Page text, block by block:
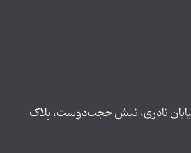
نادری، نبش حجت‌دوست، پلاک